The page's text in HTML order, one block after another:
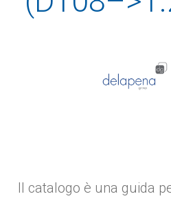
Il catalogo è una guida